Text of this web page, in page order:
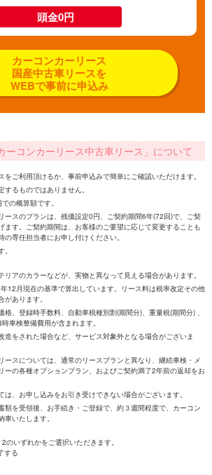
頭金0円
カーコンカーリース
国産中古車リースを
WEBで事前に申込み
ーコンカーリース中古車リース」について
ご利用頂けるか、事前申込みで簡単にご確認いただけます。
るものではありません。
の概算額です。
ースのプランは、残価設定0円、ご契約期間6年(72回)で、ご契
ます。ご契約期間は、お客様のご要望に応じて変更することも
専任担当者にお申し付けください。
アのカラーなどが、実物と異なって見える場合があります。
12月現在の基準で算出しています。リース料は税率改定その他
あります。
格、登録時手数料、自動車税種別割(期間分)、重量税(期間分) 、
車検整備費用が含まれます。
造をされた場合など、サービス対象外となる場合がございま
ースについては、通常のリースプランと異なり、継続車検・メ
ーの各種オプションプラン、およびご契約満了2年前の返却をお
、お申し込みをお引き受けできない場合がございます。
類を受領後、お手続き・ご登録で、約３週間程度で、カーコン
いたします。
のいずれかをご選択いただきます。
する